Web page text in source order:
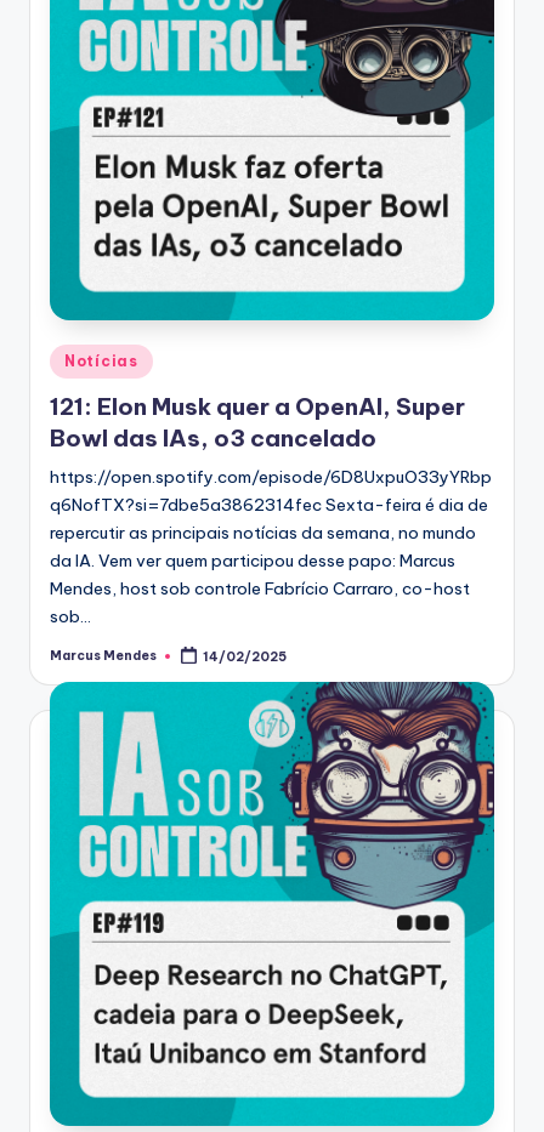
Posted
in
Notícias
121: Elon Musk quer a OpenAI, Super
Bowl das IAs, o3 cancelado
https://open.spotify.com/episode/6D8UxpuO33yYRbp
q6NofTX?si=7dbe5a3862314fec Sexta-feira é dia de
repercutir as principais notícias da semana, no mundo
da IA. Vem ver quem participou desse papo: Marcus
Mendes, host sob controle Fabrício Carraro, co-host
sob…
Posted
Marcus Mendes 14/02/2025